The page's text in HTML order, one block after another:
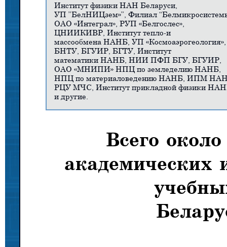
Институт физики НАН Беларуси,
УП ”БелНИЦзем»”, Филиал
ОАО «Интеграл», РУП «Белгослес»,
ЦНИИКИВР, Институт тепло-и
массообмена НАНБ, УП «Космоаэрогеология»,
БНТУ, БГУИР, БГТУ, Институт
математики НАНБ, НИИ ПФП БГУ, БГУИР,
ОАО «МНИПИ» НПЦ по земледелию НАНБ,
НПЦ по материаловедению НАНБ, ИПМ
РЦУ МЧС, Институт прикладной физики
и другие.
Всего
академических